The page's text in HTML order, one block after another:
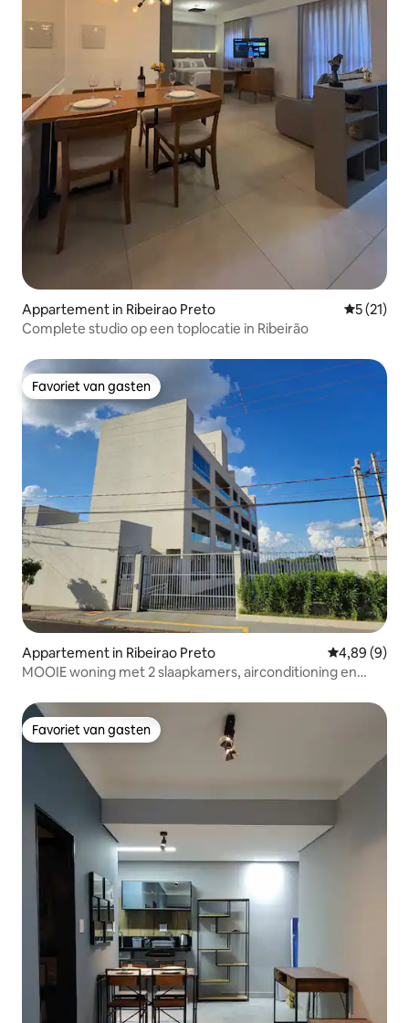
Appartement in Ribeirao Preto
5 (21)
Complete studio op een toplocatie in Ribeirão
Favoriet van gasten
Favoriet van gasten
Appartement in Ribeirao Preto Gemiddelde
4,89 (9)
MOOIE woning met 2 slaapkamers, airconditioning en
Favoriet van gasten
Favoriet van gasten